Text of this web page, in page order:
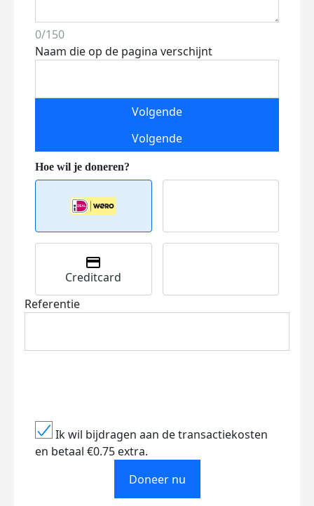
0/150
Naam die op de pagina verschijnt
Volgende
Volgende
Creditcard
Referentie
Ik wil bijdragen aan de transactiekosten
en betaal €0.75 extra.
Doneer nu